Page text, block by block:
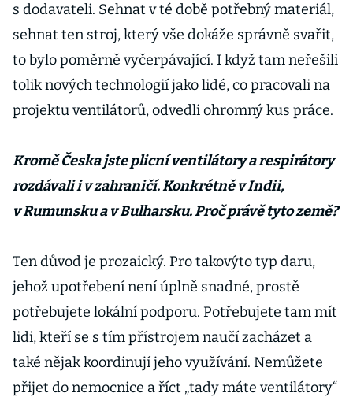
s dodavateli. Sehnat v té době potřebný materiál,
sehnat ten stroj, který vše dokáže správně svařit,
to bylo poměrně vyčerpávající. I když tam neřešili
tolik nových technologií jako lidé, co pracovali na
projektu ventilátorů, odvedli ohromný kus práce.
Kromě Česka jste plicní ventilátory a respirátory
rozdávali i v zahraničí. Konkrétně v Indii,
v Rumunsku a v Bulharsku. Proč právě tyto země?
Ten důvod je prozaický. Pro takovýto typ daru,
jehož upotřebení není úplně snadné, prostě
potřebujete lokální podporu. Potřebujete tam mít
lidi, kteří se s tím přístrojem naučí zacházet a
také nějak koordinují jeho využívání. Nemůžete
přijet do nemocnice a říct „tady máte ventilátory“